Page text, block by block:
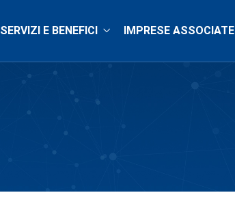
SERVIZI E BENEFICI IMPRESE ASSOCIATE